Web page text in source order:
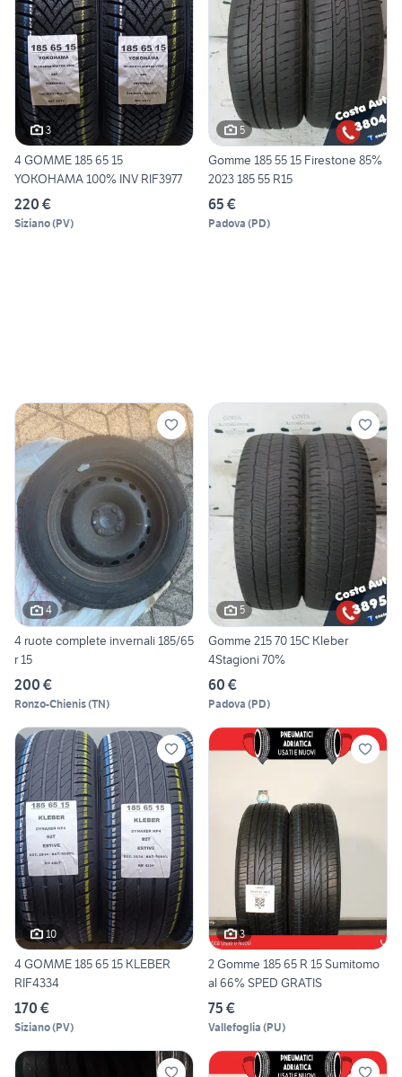
3
4 GOMME 185 65 15
YOKOHAMA 100% INV RIF3977
220 €
Siziano(PV)
5
Gomme 185 55 15 Firestone 85%
2023 185 55 R15
65 €
Padova (PD)
4
4 ruote complete invernali 185/65
r 15
200 €
Ronzo-Chienis(TN)
5
Gomme 215 70 15C Kleber
4Stagioni 70%
60 €
Padova (PD)
10
4 GOMME 185 65 15 KLEBER
RIF4334
170 €
Siziano(PV)
3
2 Gomme 185 65 R 15 Sumitomo
al 66% SPED GRATIS
75 €
Vallefoglia (PU)